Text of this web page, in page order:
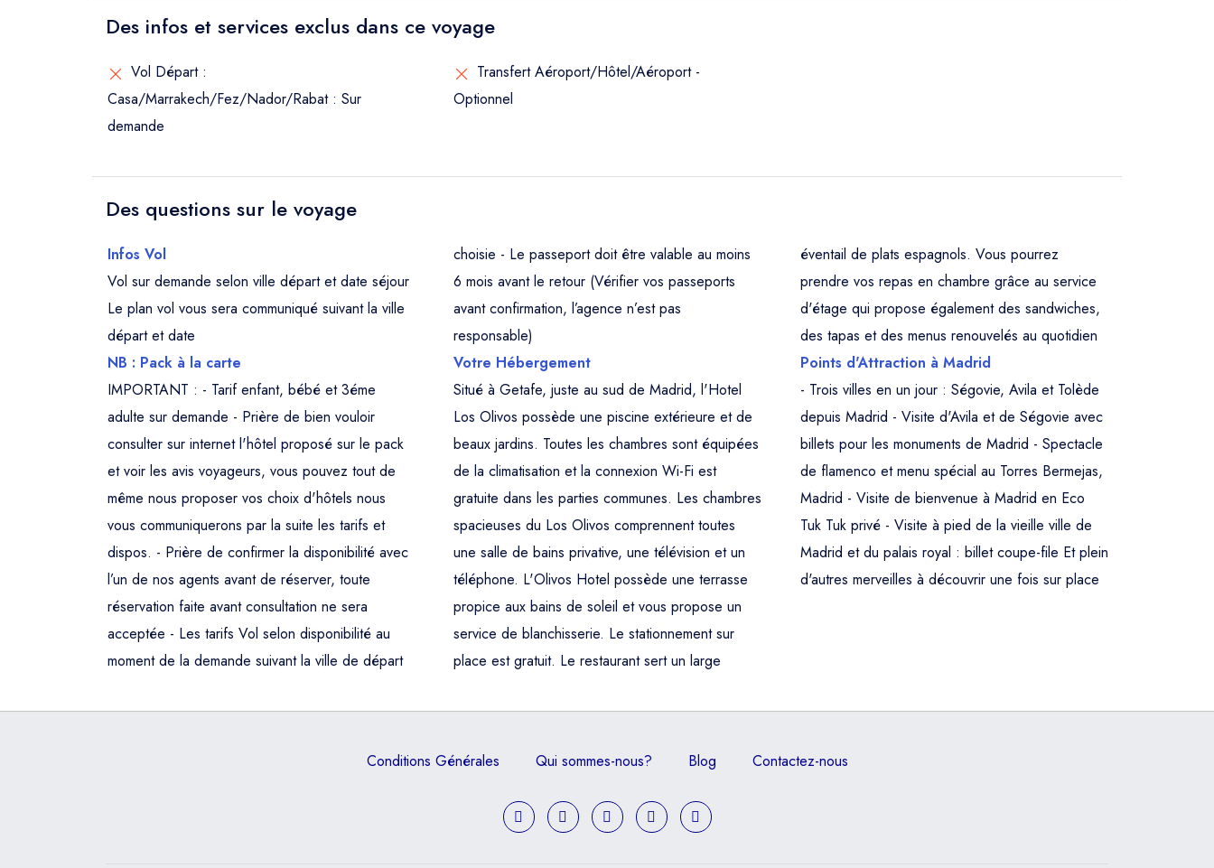
Des infos et services exclus dans ce voyage
Casa/Marrakech/Fez/Nador/Rabat : Sur
demande
Optionnel
Des questions sur le voyage
Infos Vol
Vol sur demande selon ville départ et date séjour
Le plan vol vous sera communiqué suivant la ville
départ et date
NB : Pack à la carte
IMPORTANT : - Tarif enfant, bébé et 3éme
adulte sur demande - Prière de bien vouloir
consulter sur internet l'hôtel proposé sur le pack
et voir les avis voyageurs, vous pouvez tout de
même nous proposer vos choix d'hôtels nous
vous communiquerons par la suite les tarifs et
dispos. - Prière de confirmer la disponibilité avec
l’un de nos agents avant de réserver, toute
réservation faite avant consultation ne sera
acceptée - Les tarifs Vol selon disponibilité au
moment de la demande suivant la ville de départ
choisie - Le passeport doit être valable au moins
6 mois avant le retour (Vérifier vos passeports
avant confirmation, l’agence n’est pas
responsable)
Votre Hébergement
Situé à Getafe, juste au sud de Madrid, l'Hotel
Los Olivos possède une piscine extérieure et de
beaux jardins. Toutes les chambres sont équipées
de la climatisation et la connexion Wi-Fi est
gratuite dans les parties communes. Les chambres
spacieuses du Los Olivos comprennent toutes
une salle de bains privative, une télévision et un
téléphone. L'Olivos Hotel possède une terrasse
propice aux bains de soleil et vous propose un
service de blanchisserie. Le stationnement sur
place est gratuit. Le restaurant sert un large
éventail de plats espagnols. Vous pourrez
prendre vos repas en chambre grâce au service
d'étage qui propose également des sandwiches,
des tapas et des menus renouvelés au quotidien
Points d'Attraction à Madrid
- Trois villes en un jour : Ségovie, Avila et Tolède
depuis Madrid - Visite d'Avila et de Ségovie avec
billets pour les monuments de Madrid - Spectacle
de flamenco et menu spécial au Torres Bermejas,
Madrid - Visite de bienvenue à Madrid en Eco
Tuk Tuk privé - Visite à pied de la vieille ville de
Madrid et du palais royal : billet coupe-file Et plein
d'autres merveilles à découvrir une fois sur place
Conditions Générales Qui sommes-nous? Blog Contactez-nous